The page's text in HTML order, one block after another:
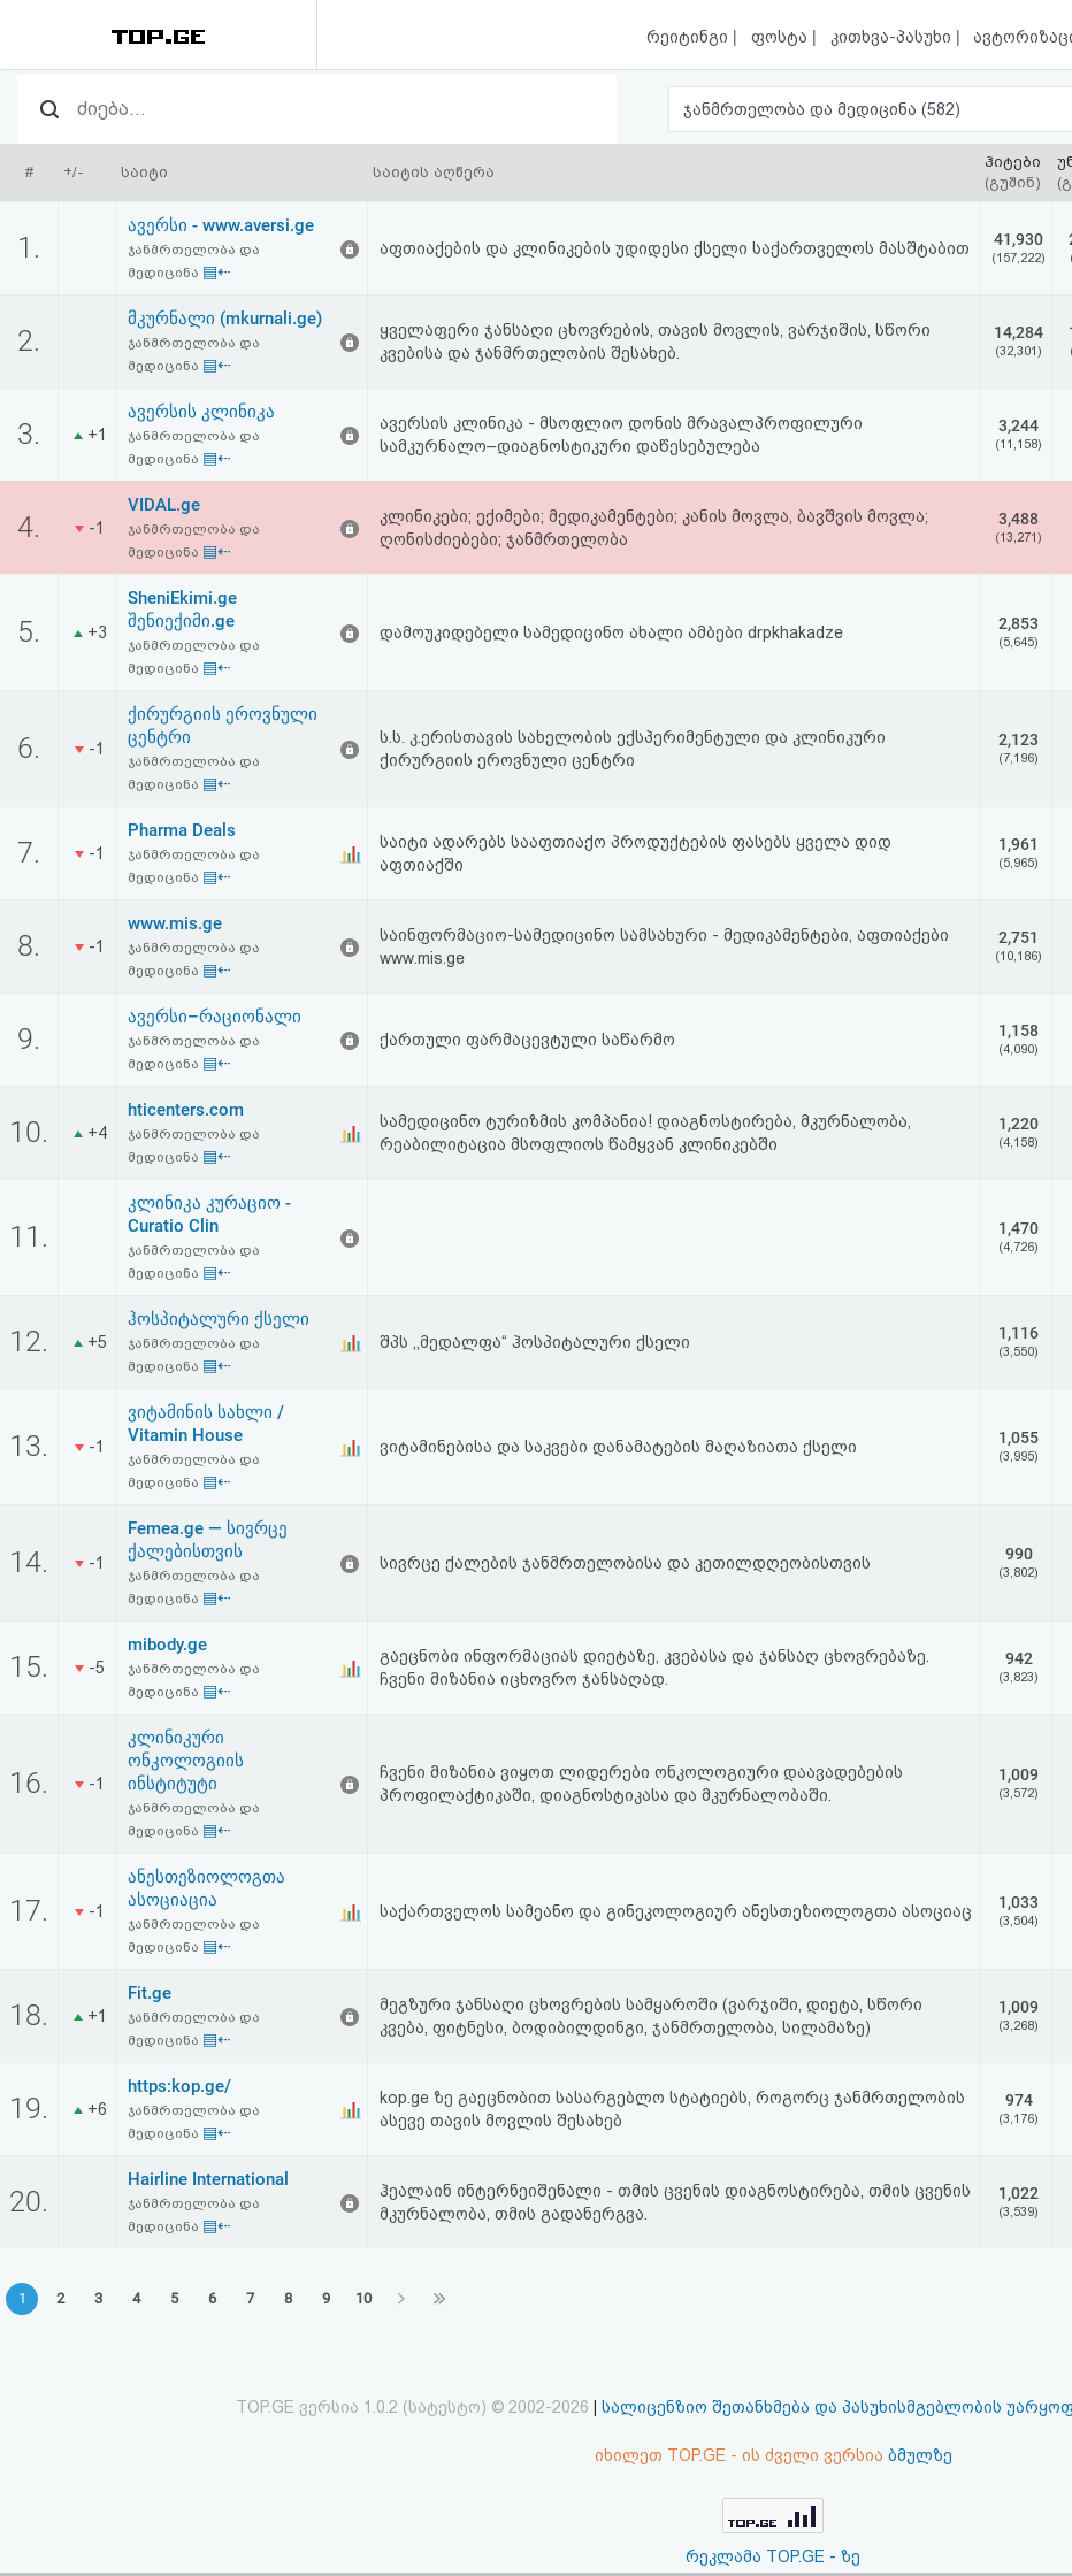
რეიტინგი | ფოსტა | კითხვა-პასუხი |
რეიტინგი
(მთავარი)
ფოსტა
კითხვა-
ავტორიზაცია
რეგისტრაცია
აღდგენა
კოდი
შეთანხმება
პასუხისმგებლობის
უარყოფა
ჯანმრთელობა და მედიცინა (582)
# +/- საიტი საიტის აღწერა
ჰიტები
(გუშინ)
1.
ავერსი - www.aversi.ge
ჯანმრთელობა და
მედიცინა ▤⇠
აფთიაქების და კლინიკების უდიდესი ქსელი საქართველოს მასშტაბით 41,930
(157,222)
2.
მკურნალი (mkurnali.ge)
ჯანმრთელობა და
მედიცინა ▤⇠
ყველაფერი ჯანსაღი ცხოვრების, თავის მოვლის, ვარჯიშის, სწორი
კვებისა და ჯანმრთელობის შესახებ.
14,284
(32,301)
3. +1
ავერსის კლინიკა
ჯანმრთელობა და
მედიცინა ▤⇠
ავერსის კლინიკა - მსოფლიო დონის მრავალპროფილური
სამკურნალო–დიაგნოსტიკური დაწესებულება
3,244
(11,158)
4. -1
VIDAL.ge
ჯანმრთელობა და
მედიცინა ▤⇠
კლინიკები; ექიმები; მედიკამენტები; კანის მოვლა, ბავშვის მოვლა;
ღონისძიებები; ჯანმრთელობა
3,488
(13,271)
5. +3
SheniEkimi.ge
შენიექიმი.ge
ჯანმრთელობა და
მედიცინა ▤⇠
დამოუკიდებელი სამედიცინო ახალი ამბები drpkhakadze 2,853
(5,645)
6. -1
ქირურგიის ეროვნული
ცენტრი
ჯანმრთელობა და
მედიცინა ▤⇠
ს.ს. კ.ერისთავის სახელობის ექსპერიმენტული და კლინიკური
ქირურგიის ეროვნული ცენტრი
2,123
(7,196)
7. -1
Pharma Deals
ჯანმრთელობა და
მედიცინა ▤⇠
საიტი ადარებს სააფთიაქო პროდუქტების ფასებს ყველა დიდ
აფთიაქში
1,961
(5,965)
8. -1
www.mis.ge
ჯანმრთელობა და
მედიცინა ▤⇠
საინფორმაციო-სამედიცინო სამსახური - მედიკამენტები, აფთიაქები
www.mis.ge
2,751
(10,186)
9.
ავერსი–რაციონალი
ჯანმრთელობა და
მედიცინა ▤⇠
ქართული ფარმაცევტული საწარმო 1,158
(4,090)
10. +4
hticenters.com
ჯანმრთელობა და
მედიცინა ▤⇠
სამედიცინო ტურიზმის კომპანია! დიაგნოსტირება, მკურნალობა,
რეაბილიტაცია მსოფლიოს წამყვან კლინიკებში
1,220
(4,158)
11.
კლინიკა კურაციო -
Curatio Clin
ჯანმრთელობა და
მედიცინა ▤⇠
1,470
(4,726)
12. +5
ჰოსპიტალური ქსელი
ჯანმრთელობა და
მედიცინა ▤⇠
შპს ,,მედალფა“ ჰოსპიტალური ქსელი 1,116
(3,550)
13. -1
ვიტამინის სახლი /
Vitamin House
ჯანმრთელობა და
მედიცინა ▤⇠
ვიტამინებისა და საკვები დანამატების მაღაზიათა ქსელი 1,055
(3,995)
14. -1
Femea.ge — სივრცე
ქალებისთვის
ჯანმრთელობა და
მედიცინა ▤⇠
სივრცე ქალების ჯანმრთელობისა და კეთილდღეობისთვის 990
(3,802)
15. -5
mibody.ge
ჯანმრთელობა და
მედიცინა ▤⇠
გაეცნობი ინფორმაციას დიეტაზე, კვებასა და ჯანსაღ ცხოვრებაზე.
ჩვენი მიზანია იცხოვრო ჯანსაღად.
942
(3,823)
16. -1
კლინიკური
ონკოლოგიის
ინსტიტუტი
ჯანმრთელობა და
მედიცინა ▤⇠
ჩვენი მიზანია ვიყოთ ლიდერები ონკოლოგიური დაავადებების
პროფილაქტიკაში, დიაგნოსტიკასა და მკურნალობაში.
1,009
(3,572)
17. -1
ანესთეზიოლოგთა
ასოციაცია
ჯანმრთელობა და
მედიცინა ▤⇠
საქართველოს სამეანო და გინეკოლოგიურ ანესთეზიოლოგთა ასოციაც 1,033
(3,504)
18. +1
Fit.ge
ჯანმრთელობა და
მედიცინა ▤⇠
მეგზური ჯანსაღი ცხოვრების სამყაროში (ვარჯიში, დიეტა, სწორი
კვება, ფიტნესი, ბოდიბილდინგი, ჯანმრთელობა, სილამაზე)
1,009
(3,268)
19. +6
https:kop.ge/
ჯანმრთელობა და
მედიცინა ▤⇠
kop.ge ზე გაეცნობით სასარგებლო სტატიებს, როგორც ჯანმრთელობის
ასევე თავის მოვლის შესახებ
974
(3,176)
20.
Hairline International
ჯანმრთელობა და
მედიცინა ▤⇠
ჰეალაინ ინტერნეიშენალი - თმის ცვენის დიაგნოსტირება, თმის ცვენის
მკურნალობა, თმის გადანერგვა.
1,022
(3,539)
1 2 3 4 5 6 7 8 9 10
TOP.GE ვერსია 1.0.2 (სატესტო) © 2002-2026 სალიცენზიო შეთანხმება და პასუხისმგებლობის
იხილეთ TOP.GE - ის ძველი ვერსია ბმულზე
რეკლამა TOP.GE - ზე